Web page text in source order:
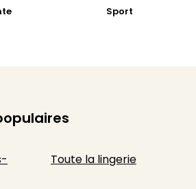
Sport
Toute la lingerie